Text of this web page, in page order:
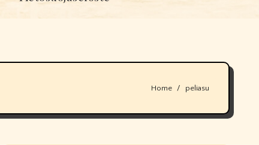
Home peliasu